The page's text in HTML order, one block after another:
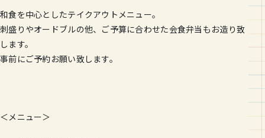
和食を中心としたテイクアウトメニュー。
刺盛りやオードブルの他、ご予算に合わせた会食弁当もお造り致
します。
事前にご予約お願い致します。
＜メニュー＞